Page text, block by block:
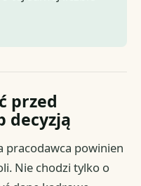
przed
decyzją
pracodawca powinien
Nie chodzi tylko o